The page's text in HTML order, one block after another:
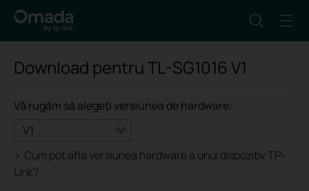
Download pentruTL-SG1016 V1
Vă rugăm să alegeți versiunea de hardware:
V1
> Cum pot afla versiunea hardware a unui dispozitiv TP-
Link?